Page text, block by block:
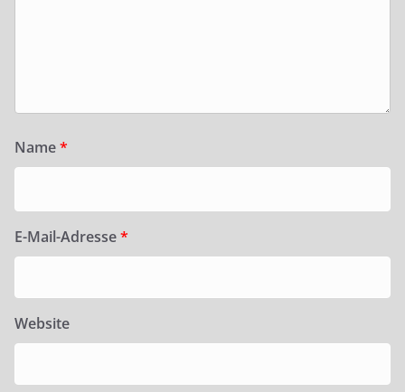
Name*
E-Mail-Adresse*
Website